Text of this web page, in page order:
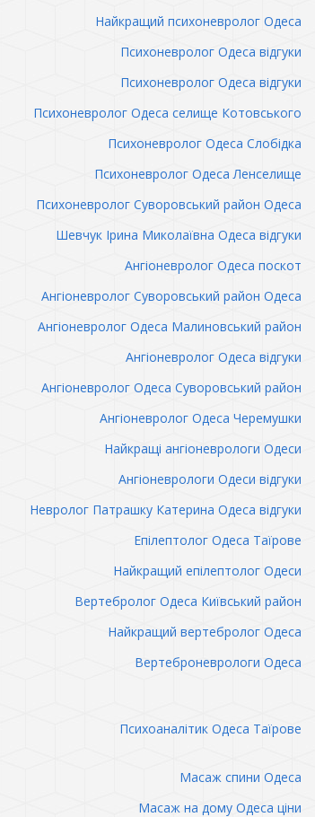
Найкращий психоневролог Одеса
Психоневролог Одеса відгуки
Психоневролог Одеса відгуки
Психоневролог Одеса селище Котовського
Психоневролог Одеса Слобідка
Психоневролог Одеса Ленселище
Психоневролог Суворовський район Одеса
Шевчук Ірина Миколаївна Одеса відгуки
Ангіоневролог Одеса поскот
Ангіоневролог Суворовський район Одеса
Ангіоневролог Одеса Малиновський район
Ангіоневролог Одеса відгуки
Ангіоневролог Одеса Суворовський район
Ангіоневролог Одеса Черемушки
Найкращі ангіоневрологи Одеси
Ангіоневрологи Одеси відгуки
Невролог Патрашку Катерина Одеса відгуки
Епілептолог Одеса Таїрове
Найкращий епілептолог Одеси
Вертебролог Одеса Київський район
Найкращий вертебролог Одеса
Вертеброневрологи Одеса
Психоаналітик Одеса Таїрове
Масаж спини Одеса
Масаж на дому Одеса ціни